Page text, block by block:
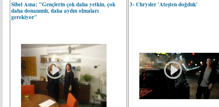
Sibel Asna; "Gençlerin çok daha yetkin, çok
daha donanımlı, daha aydın olmaları
gerekiyor"
3- Chrysler 'Ateşten doğduk'